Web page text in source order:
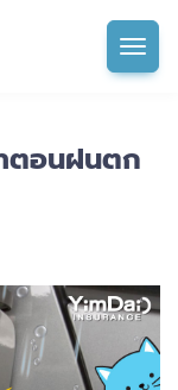
ตอนฝนตก